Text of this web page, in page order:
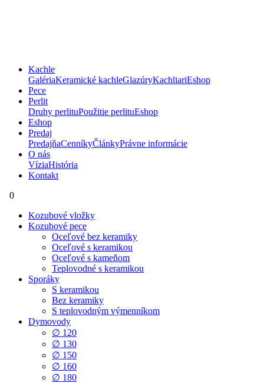
Kachle
GalériaKeramické kachleGlazúryKachliariEshop
Pece
Perlit
Druhy perlituPoužitie perlituEshop
Eshop
Predaj
PredajňaCenníkyČlánkyPrávne informácie
O nás
VíziaHistória
Kontakt
0
Kozubové vložky
Kozubové pece
Oceľové bez keramiky
Oceľové s keramikou
Oceľové s kameňom
Teplovodné s keramikou
Sporáky
S keramikou
Bez keramiky
S teplovodným výmenníkom
Dymovody
∅ 120
∅ 130
∅ 150
∅ 160
∅ 180